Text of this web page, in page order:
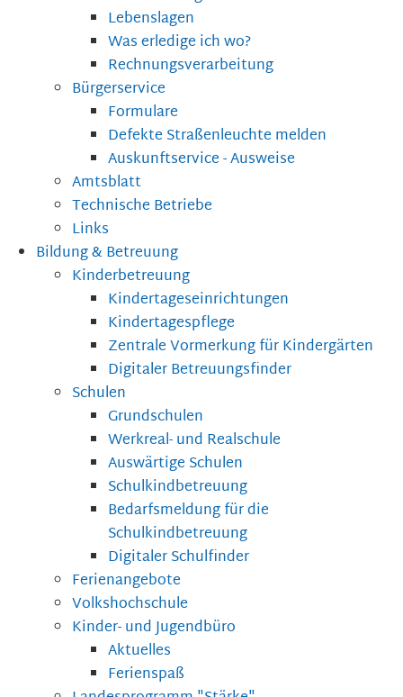
Lebenslagen
Was erledige ich wo?
Rechnungsverarbeitung
Bürgerservice
Formulare
Defekte Straßenleuchte melden
Auskunftservice - Ausweise
Amtsblatt
Technische Betriebe
Links
Bildung & Betreuung
Kinderbetreuung
Kindertageseinrichtungen
Kindertagespflege
Zentrale Vormerkung für Kindergärten
Digitaler Betreuungsfinder
Schulen
Grundschulen
Werkreal- und Realschule
Auswärtige Schulen
Schulkindbetreuung
Bedarfsmeldung für die
Schulkindbetreuung
Digitaler Schulfinder
Ferienangebote
Volkshochschule
Kinder- und Jugendbüro
Aktuelles
Ferienspaß